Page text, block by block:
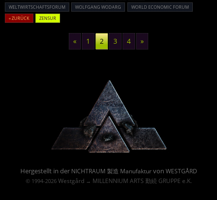
WELTWIRTSCHAFTSFORUM
WOLFGANG WODARG
WORLD ECONOMIC FORUM
« ZURÜCK
ZENSUR
« 1 2 3 4 »
Hergestellt in der NICHTRAUM 製造 Manufakturvon WESTGÅRD
© 1994-2026 Westgård→ MILLENNIUM ARTS 勤続 GRUPPE e.K.
Powered By :